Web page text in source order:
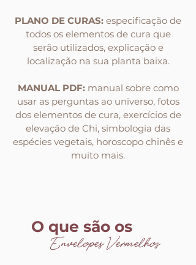
PLANO DE CURAS: especificação de
todos os elementos de cura que
serão utilizados, explicação e
localização na sua planta baixa.
MANUAL PDF: manual sobre como
usar as perguntas ao universo, fotos
dos elementos de cura, exercícios de
elevação de Chi, simbologia das
espécies vegetais, horoscopo chinês e
muito mais.
O que são os
Envelopes Vermelhos